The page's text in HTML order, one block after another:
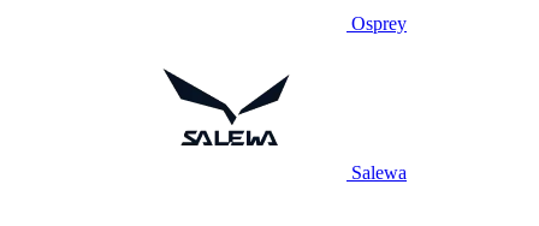
Osprey
Salewa